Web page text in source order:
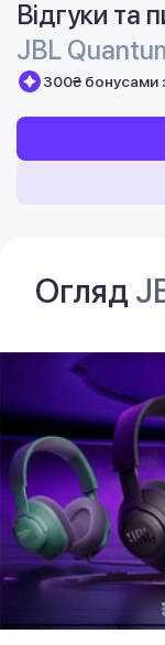
Відгуки та
JBL
300₴ бонусами
Огляд